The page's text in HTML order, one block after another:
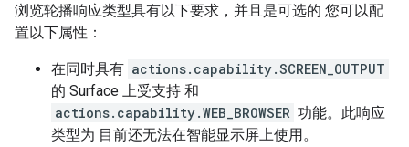
浏览轮播响应类型具有以下要求，并且是可选的 您可以配
置以下属性：
在同时具有 actions.capability.SCREEN_OUTPUT
的 Surface 上受支持 和
actions.capability.WEB_BROWSER 功能。此响应
类型为 目前还无法在智能显示屏上使用。